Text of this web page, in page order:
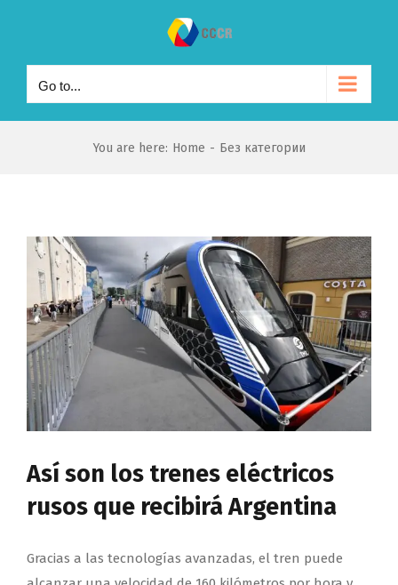
content
Go to...
You are here: Home - Без категории
Así son los trenes eléctricos
rusos que recibirá Argentina
Gracias a las tecnologías avanzadas, el tren puede